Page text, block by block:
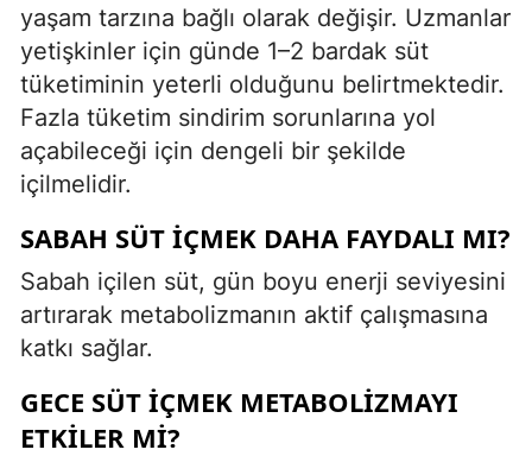
yaşam tarzına bağlı olarak değişir. Uzmanlar
yetişkinler için günde 1–2 bardak süt
tüketiminin yeterli olduğunu belirtmektedir.
Fazla tüketim sindirim sorunlarına yol
açabileceği için dengeli bir şekilde
içilmelidir.
SABAH SÜT İÇMEK DAHA FAYDALI MI?
Sabah içilen süt, gün boyu enerji seviyesini
artırarak metabolizmanın aktif çalışmasına
katkı sağlar.
GECE SÜT İÇMEK METABOLIZMAYI
ETKILER MI?